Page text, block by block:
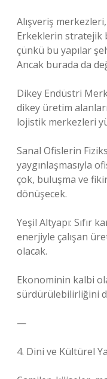
Alışveriş
Erkeklerin stratejik
çünkü bu yapılar
Ancak burada da
Dikey Endüstri
dikey üretim
lojistik merkezleri
Sanal Ofislerin
yaygınlaşmasıyla
çok, buluşma ve
dönüşecek.
Yeşil Altyapı: Sıfır
enerjiyle çalışan
olacak.
Ekonominin kalbi
sürdürülebilirliğini
—
4. Dini ve Kültürel